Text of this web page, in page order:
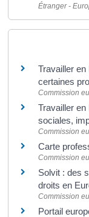
Étranger -
Travailler
certaines
Commission
Travailler
sociales,
Commission
Carte
Commission
Solvit : des
droits en
Commission
Portail